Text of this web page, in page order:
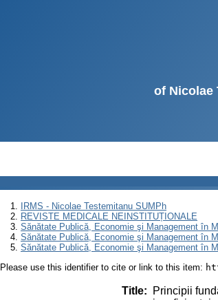
of Nicolae
IRMS - Nicolae Testemitanu SUMPh
REVISTE MEDICALE NEINSTITUȚIONALE
Sănătate Publică, Economie şi Management în
Sănătate Publică, Economie şi Management în
Sănătate Publică, Economie şi Management în
Please use this identifier to cite or link to this item:
Title:
Principii